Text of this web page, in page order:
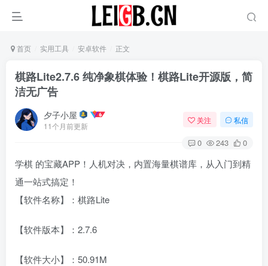
首页 实用工具 安卓软件 正文
棋路Lite2.7.6 纯净象棋体验！棋路Lite开源版，简
洁无广告
夕子小屋
11个月前更新
关注 私信
0 243 0
学棋 的宝藏APP！人机对决，内置海量棋谱库，从入门到精
通一站式搞定！
【软件名称】：棋路Lite
【软件版本】：2.7.6
【软件大小】：50.91M